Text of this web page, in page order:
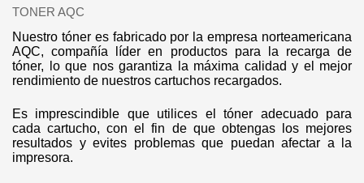
TONER AQC
Nuestro tóner es fabricado por la empresa norteamericana
AQC, compañía líder en productos para la recarga de
tóner, lo que nos garantiza la máxima calidad y el mejor
rendimiento de nuestros cartuchos recargados.
Es imprescindible que utilices el tóner adecuado para
cada cartucho, con el fin de que obtengas los mejores
resultados y evites problemas que puedan afectar a la
impresora.